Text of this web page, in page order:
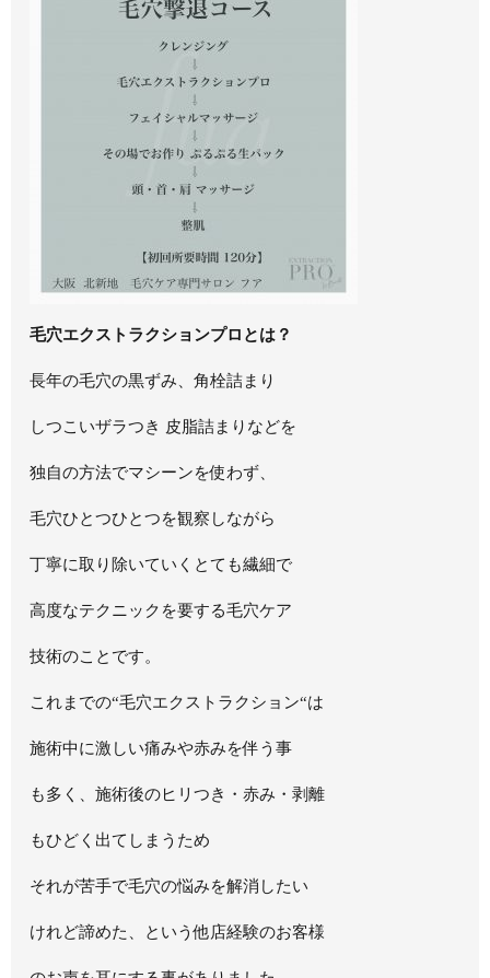
毛穴エクストラクションプロとは？
長年の毛穴の黒ずみ、角栓詰まり
しつこいザラつき 皮脂詰まりなどを
独自の方法でマシーンを使わず、
毛穴ひとつひとつを観察しながら
丁寧に取り除いていくとても繊細で
高度なテクニックを要する毛穴ケア
技術のことです。
これまでの“毛穴エクストラクション“は
施術中に激しい痛みや赤みを伴う事
も多く、施術後のヒリつき・赤み・剥離
もひどく出てしまうため
それが苦手で毛穴の悩みを解消したい
けれど諦めた、という他店経験のお客様